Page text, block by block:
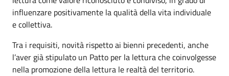
influenzare positivamente la qualità della vita individuale
e collettiva.
Tra i requisiti, novità rispetto ai bienni precedenti, anche
l’aver già stipulato un Patto per la lettura che coinvolgesse
nella promozione della lettura le realtà del territorio.